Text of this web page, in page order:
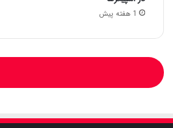
1 هفته پیش